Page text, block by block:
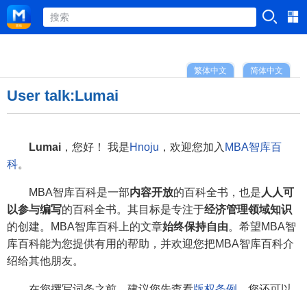
简体中文
繁体中文
User talk:Lumai
Lumai ，您好！ 我是Hnoju ，欢迎您加入 MBA智库百
科。
MBA智库百科是一部内容开放的百科全书，也是 人人可
以参与编写的百科全书。其目标是专注于经济管理领域知识
的创建。MBA智库百科上的文章始终保持自由。希望MBA智
库百科能为您提供有用的帮助，并欢迎您把MBA智库百科介
绍给其他朋友。